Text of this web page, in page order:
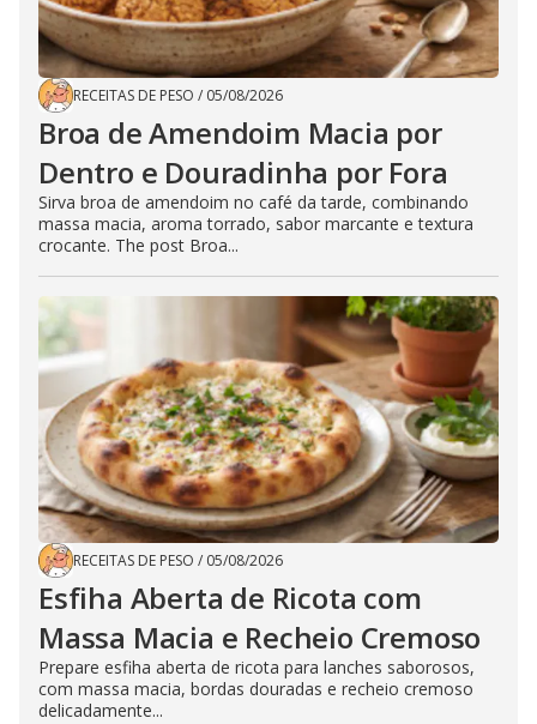
RECEITAS DE PESO / 05/08/2026
Broa de Amendoim Macia por
Dentro e Douradinha por Fora
Sirva broa de amendoim no café da tarde, combinando
massa macia, aroma torrado, sabor marcante e textura
crocante. The post Broa...
RECEITAS DE PESO / 05/08/2026
Esfiha Aberta de Ricota com
Massa Macia e Recheio Cremoso
Prepare esfiha aberta de ricota para lanches saborosos,
com massa macia, bordas douradas e recheio cremoso
delicadamente...